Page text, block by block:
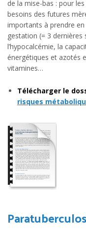
de la mise-bas : pour
besoins des futures
importants à prendre
gestation (= 3
l’hypocalcémie, la
énergétiques et azotés
vitamines…
Télécharger le
risques